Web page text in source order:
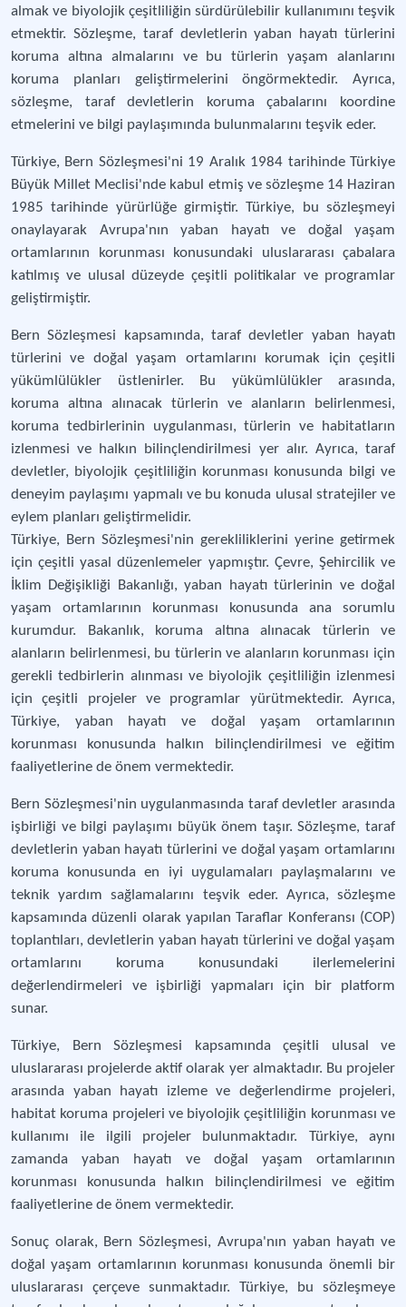
almak ve biyolojik çeşitliliğin sürdürülebilir kullanımını teşvik
etmektir. Sözleşme, taraf devletlerin yaban hayatı türlerini
koruma altına almalarını ve bu türlerin yaşam alanlarını
koruma planları geliştirmelerini öngörmektedir. Ayrıca,
sözleşme, taraf devletlerin koruma çabalarını koordine
etmelerini ve bilgi paylaşımında bulunmalarını teşvik eder.
Türkiye, Bern Sözleşmesi'ni 19 Aralık 1984 tarihinde Türkiye
Büyük Millet Meclisi'nde kabul etmiş ve sözleşme 14 Haziran
1985 tarihinde yürürlüğe girmiştir. Türkiye, bu sözleşmeyi
onaylayarak Avrupa'nın yaban hayatı ve doğal yaşam
ortamlarının korunması konusundaki uluslararası çabalara
katılmış ve ulusal düzeyde çeşitli politikalar ve programlar
geliştirmiştir.
Bern Sözleşmesi kapsamında, taraf devletler yaban hayatı
türlerini ve doğal yaşam ortamlarını korumak için çeşitli
yükümlülükler üstlenirler. Bu yükümlülükler arasında,
koruma altına alınacak türlerin ve alanların belirlenmesi,
koruma tedbirlerinin uygulanması, türlerin ve habitatların
izlenmesi ve halkın bilinçlendirilmesi yer alır. Ayrıca, taraf
devletler, biyolojik çeşitliliğin korunması konusunda bilgi ve
deneyim paylaşımı yapmalı ve bu konuda ulusal stratejiler ve
eylem planları geliştirmelidir.
Türkiye, Bern Sözleşmesi'nin gerekliliklerini yerine getirmek
için çeşitli yasal düzenlemeler yapmıştır. Çevre, Şehircilik ve
İklim Değişikliği Bakanlığı, yaban hayatı türlerinin ve doğal
yaşam ortamlarının korunması konusunda ana sorumlu
kurumdur. Bakanlık, koruma altına alınacak türlerin ve
alanların belirlenmesi, bu türlerin ve alanların korunması için
gerekli tedbirlerin alınması ve biyolojik çeşitliliğin izlenmesi
için çeşitli projeler ve programlar yürütmektedir. Ayrıca,
Türkiye, yaban hayatı ve doğal yaşam ortamlarının
korunması konusunda halkın bilinçlendirilmesi ve eğitim
faaliyetlerine de önem vermektedir.
Bern Sözleşmesi'nin uygulanmasında taraf devletler arasında
işbirliği ve bilgi paylaşımı büyük önem taşır. Sözleşme, taraf
devletlerin yaban hayatı türlerini ve doğal yaşam ortamlarını
koruma konusunda en iyi uygulamaları paylaşmalarını ve
teknik yardım sağlamalarını teşvik eder. Ayrıca, sözleşme
kapsamında düzenli olarak yapılan Taraflar Konferansı (COP)
toplantıları, devletlerin yaban hayatı türlerini ve doğal yaşam
ortamlarını koruma konusundaki ilerlemelerini
değerlendirmeleri ve işbirliği yapmaları için bir platform
sunar.
Türkiye, Bern Sözleşmesi kapsamında çeşitli ulusal ve
uluslararası projelerde aktif olarak yer almaktadır. Bu projeler
arasında yaban hayatı izleme ve değerlendirme projeleri,
habitat koruma projeleri ve biyolojik çeşitliliğin korunması ve
kullanımı ile ilgili projeler bulunmaktadır. Türkiye, aynı
zamanda yaban hayatı ve doğal yaşam ortamlarının
korunması konusunda halkın bilinçlendirilmesi ve eğitim
faaliyetlerine de önem vermektedir.
Sonuç olarak, Bern Sözleşmesi, Avrupa'nın yaban hayatı ve
doğal yaşam ortamlarının korunması konusunda önemli bir
uluslararası çerçeve sunmaktadır. Türkiye, bu sözleşmeye